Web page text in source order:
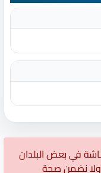
في بعض البلدان
ولا نضمن صحة